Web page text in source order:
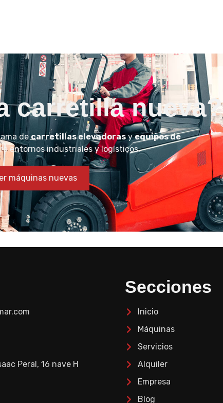
carretilla nueva?
de carretillas elevadorasyequipos de
entornos industriales y logísticos.
máquinas nuevas
Peral, 16 nave H
Secciones
Inicio
Máquinas
Servicios
Alquiler
Empresa
Blog